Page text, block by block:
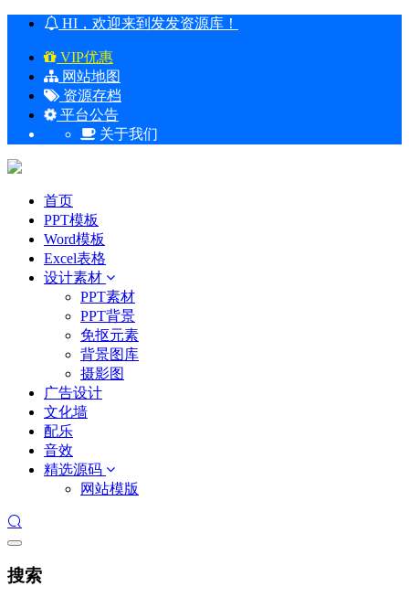
HI，欢迎来到发发资源库！
VIP优惠
网站地图
资源存档
平台公告
关于我们
首页
PPT模板
Word模板
Excel表格
设计素材
PPT素材
PPT背景
免抠元素
背景图库
摄影图
广告设计
文化墙
配乐
音效
精选源码
网站模版
搜索